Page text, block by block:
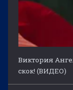
Виктория
скок! (ВИДЕО)